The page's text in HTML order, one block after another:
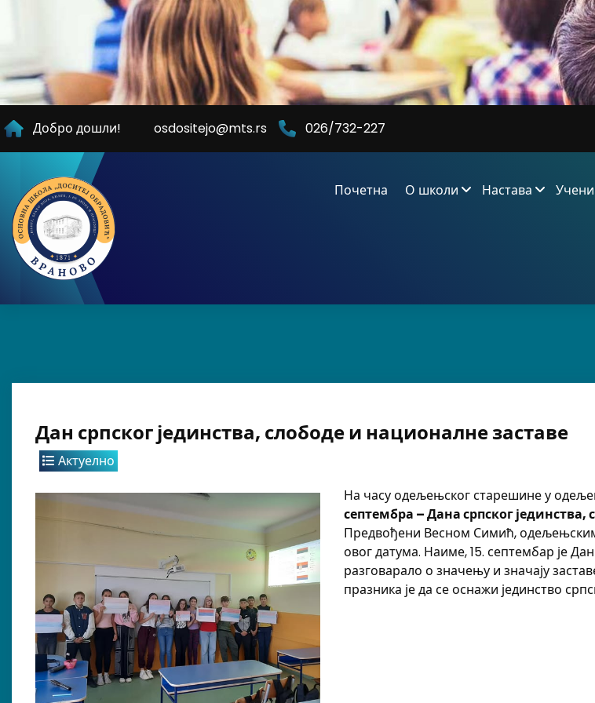
Добро дошли! osdositejo@mts.rs 026/732-227
Почетна О школи Настава
Дан српског јединства, слободе и националне заставе
Актуелно
На часу одељењског старешине у
септембра – Дана српског
Предвођени Весном Симић,
овог датума. Наиме, 15. септембар је
разговарало о значењу и значају
празника је да се оснажи јединство